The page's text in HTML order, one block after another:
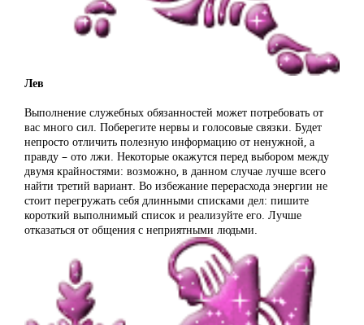
Лев
Выполнение служебных обязанностей может потребовать от
вас много сил. Поберегите нервы и голосовые связки. Будет
непросто отличить полезную информацию от ненужной, а
правду – ото лжи. Некоторые окажутся перед выбором между
двумя крайностями: возможно, в данном случае лучше всего
найти третий вариант. Во избежание перерасхода энергии не
стоит перегружать себя длинными списками дел: пишите
короткий выполнимый список и реализуйте его. Лучше
отказаться от общения с неприятными людьми.